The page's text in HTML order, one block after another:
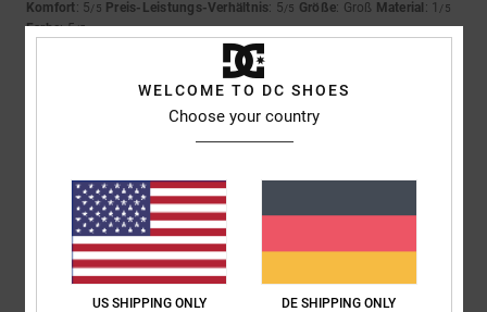
Komfort: 5/5 Preis-Leistungs-Verhältnis: 5/5 Größe: Groß Material : 1 /5
Farbe: 5/5
5/5
25. Juni 2026
Weil zufrieden sind.
Komfort: 4/5 Preis-Leistungs-Verhältnis
Material: 4/5 Farbe: 5/5
Ich empfehle dieses Produkt
WELCOME TO DC SHOES
Choose your country
US SHIPPING ONLY DE SHIPPING ONLY